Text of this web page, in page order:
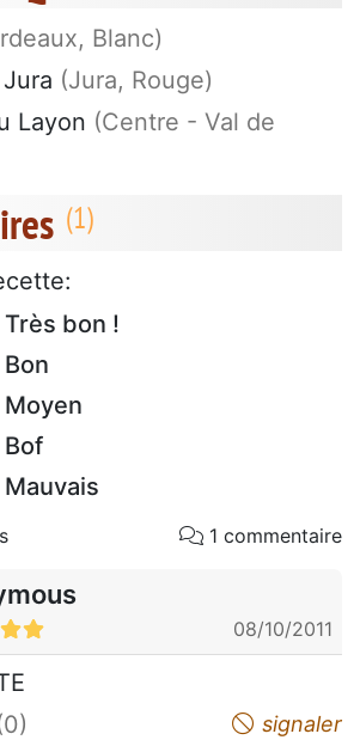
Blanc)
(Jura, Rouge)
Layon (Centre - Val de
Très bon !
Bon
Moyen
Bof
Mauvais
1 commentaire
08/10/2011
do not appreciate signaler